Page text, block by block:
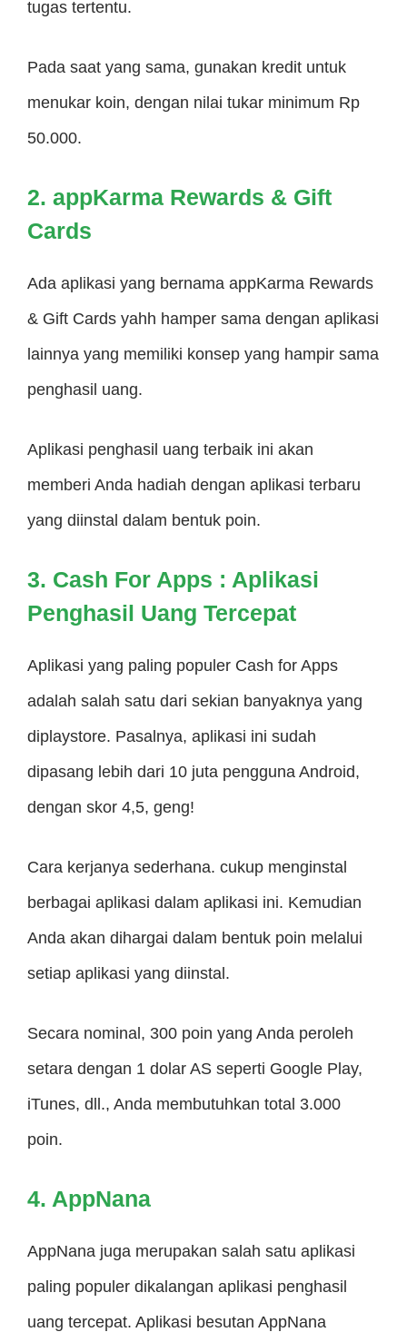
tugas tertentu.
Pada saat yang sama, gunakan kredit untuk
menukar koin, dengan nilai tukar minimum Rp
50.000.
2. appKarma Rewards & Gift
Cards
Ada aplikasi yang bernama appKarma Rewards
& Gift Cards yahh hamper sama dengan aplikasi
lainnya yang memiliki konsep yang hampir sama
penghasil uang.
Aplikasi penghasil uang terbaik ini akan
memberi Anda hadiah dengan aplikasi terbaru
yang diinstal dalam bentuk poin.
3. Cash For Apps : Aplikasi
Penghasil Uang Tercepat
Aplikasi yang paling populer Cash for Apps
adalah salah satu dari sekian banyaknya yang
diplaystore. Pasalnya, aplikasi ini sudah
dipasang lebih dari 10 juta pengguna Android,
dengan skor 4,5, geng!
Cara kerjanya sederhana. cukup menginstal
berbagai aplikasi dalam aplikasi ini. Kemudian
Anda akan dihargai dalam bentuk poin melalui
setiap aplikasi yang diinstal.
Secara nominal, 300 poin yang Anda peroleh
setara dengan 1 dolar AS seperti Google Play,
iTunes, dll., Anda membutuhkan total 3.000
poin.
4. AppNana
AppNana juga merupakan salah satu aplikasi
paling populer dikalangan aplikasi penghasil
uang tercepat. Aplikasi besutan AppNana